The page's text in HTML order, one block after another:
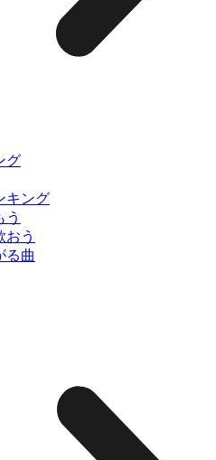
グ
キング
う
おう
る曲